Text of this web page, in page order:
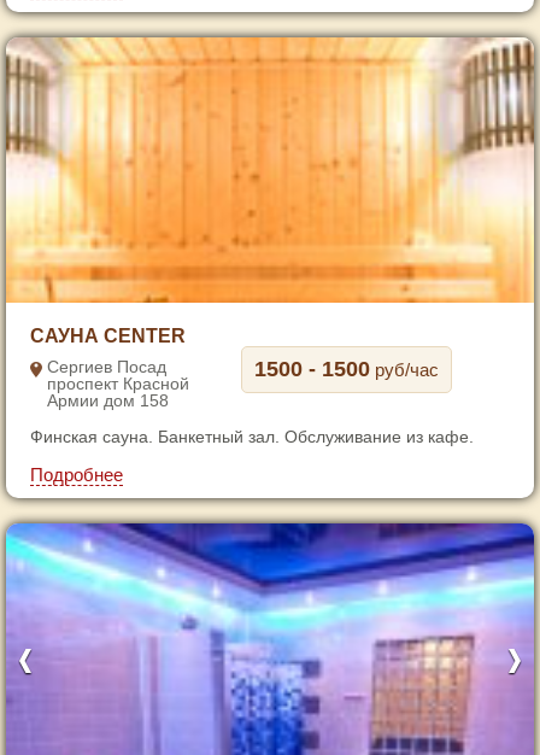
САУНА CENTER
Сергиев Посад
проспект Красной
Армии дом 158
1500 - 1500 руб/час
Финская сауна. Банкетный зал. Обслуживание из кафе.
Подробнее